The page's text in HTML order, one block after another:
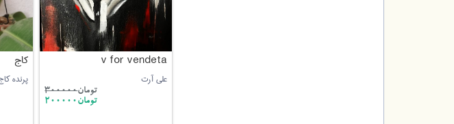
v for vendeta
علی آرت
تومان300000
تومان200000
کاج
پرنده